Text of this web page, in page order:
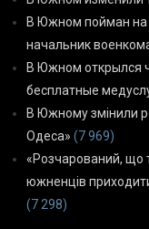
В Южном пойман на
начальник
В Южном открылся
бесплатные
В Южному змінили
Одеса» (7 969)
«Розчарований, що
южненців
(7 298)